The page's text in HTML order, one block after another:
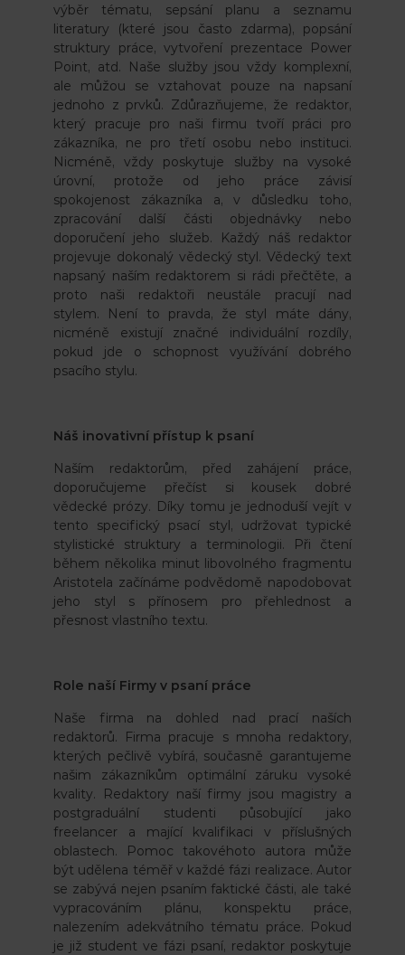
výběr tématu, sepsání planu a seznamu
literatury (které jsou často zdarma), popsání
struktury práce, vytvoření prezentace Power
Point, atd. Naše služby jsou vždy komplexní,
ale můžou se vztahovat pouze na napsaní
jednoho z prvků. Zdůrazňujeme, že redaktor,
který pracuje pro naši firmu tvoří práci pro
zákazníka, ne pro třetí osobu nebo instituci.
Nicméně, vždy poskytuje služby na vysoké
úrovní, protože od jeho práce závisí
spokojenost zákazníka a, v důsledku toho,
zpracování další části objednávky nebo
doporučení jeho služeb. Každý náš redaktor
projevuje dokonalý vědecký styl. Vědecký text
napsaný naším redaktorem si rádi přečtěte, a
proto naši redaktoři neustále pracují nad
stylem. Není to pravda, že styl máte dány,
nicméně existují značné individuální rozdíly,
pokud jde o schopnost využívání dobrého
psacího stylu.
Náš inovativní přístup k psaní
Naším redaktorům, před zahájení práce,
doporučujeme přečíst si kousek dobré
vědecké prózy. Díky tomu je jednoduší vejít v
tento specifický psací styl, udržovat typické
stylistické struktury a terminologii. Při čtení
během několika minut libovolného fragmentu
Aristotela začínáme podvědomě napodobovat
jeho styl s přínosem pro přehlednost a
přesnost vlastního textu.
Role naší Firmy v psaní práce
Naše firma na dohled nad prací naších
redaktorů. Firma pracuje s mnoha redaktory,
kterých pečlivě vybírá, současně garantujeme
našim zákazníkům optimální záruku vysoké
kvality. Redaktory naší firmy jsou magistry a
postgraduální studenti působující jako
freelancer a mající kvalifikaci v příslušných
oblastech. Pomoc takovéhoto autora může
být udělena téměř v každé fázi realizace. Autor
se zabývá nejen psaním faktické části, ale také
vypracováním plánu, konspektu práce,
nalezením adekvátního tématu práce. Pokud
je již student ve fázi psaní, redaktor poskytuje